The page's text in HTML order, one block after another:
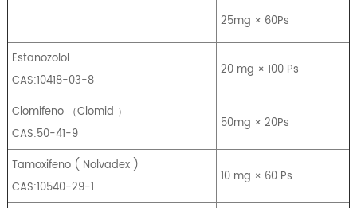
25mg × 60Ps
Estanozolol
CAS:10418-03-8
20 mg × 100 Ps
Clomifeno （Clomid ）
CAS:50-41-9
50mg × 20Ps
Tamoxifeno ( Nolvadex )
CAS:10540-29-1
10 mg × 60 Ps